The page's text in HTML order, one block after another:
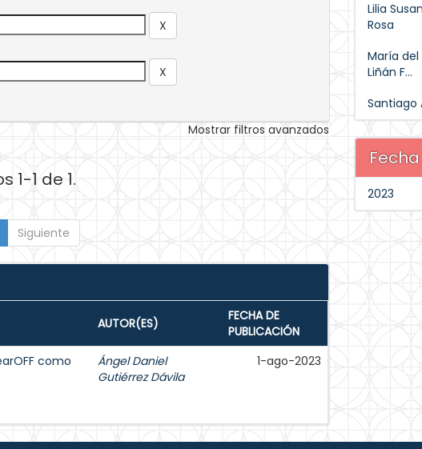
Mostrar filtros avanzados
1-1 de 1.
Siguiente
AUTOR(ES)
FECHA DE
PUBLICACIÓN
como
Ángel Daniel
Gutiérrez Dávila
1-ago-2023
Lilia
Rosa
María del
Liñán F...
Santiago
2023